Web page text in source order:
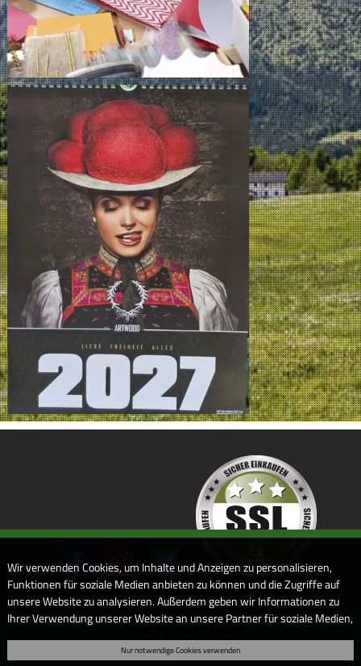
Webdesign by ARANES
Wir verwenden Cookies, um Inhalte und Anzeigen zu personalisieren,
Funktionen für soziale Medien anbieten zu können und die Zugriffe auf
unsere Website zu analysieren. Außerdem geben wir Informationen zu
Ihrer Verwendung unserer Website an unsere Partner für soziale Medien,
Informationen möglicherweise mit weiteren Daten zusammen, die Sie
Nur notwendige Cookies verwenden